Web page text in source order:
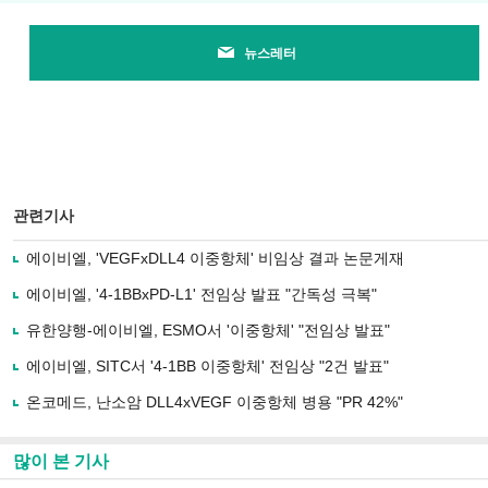
뉴스레터
관련기사
에이비엘, 'VEGFxDLL4 이중항체' 비임상 결과 논문게재
에이비엘, '4-1BBxPD-L1' 전임상 발표 "간독성 극복"
유한양행-에이비엘, ESMO서 '이중항체' "전임상 발표"
에이비엘, SITC서 '4-1BB 이중항체' 전임상 "2건 발표"
온코메드, 난소암 DLL4xVEGF 이중항체 병용 "PR 42%"
많이 본 기사